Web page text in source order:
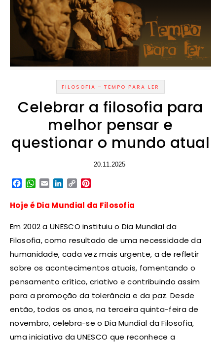
FILOSOFIA - TEMPO PARA LER
Celebrar a filosofia para
melhor pensar e
questionar o mundo atual
20.11.2025
Facebook
WhatsApp
EmailLinkedIn
Copy
Hoje é Dia Mundial da Filosofia
Em 2002 a UNESCO instituiu o Dia Mundial da
Filosofia, como resultado de uma necessidade da
humanidade, cada vez mais urgente, a de refletir
sobre os acontecimentos atuais, fomentando o
pensamento crítico, criativo e contribuindo assim
para a promoção da tolerância e da paz. Desde
então, todos os anos, na terceira quinta-feira de
novembro, celebra-se o Dia Mundial da Filosofia,
uma iniciativa da UNESCO que reconhece a